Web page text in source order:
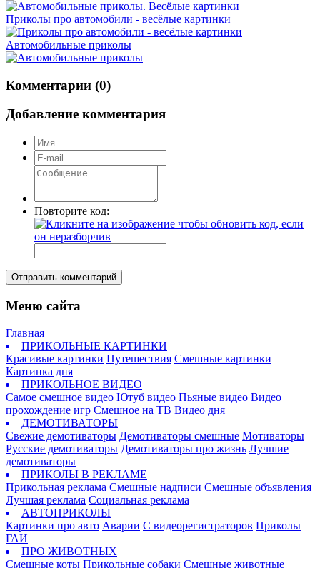
Приколы про автомобили - весёлые картинки
Автомобильные приколы
Комментарии (0)
Добавление комментария
Повторите код:
Отправить комментарий
Меню сайта
Главная
ПРИКОЛЬНЫЕ КАРТИНКИ
Красивые картинки Путешествия Смешные картинки
Картинка дня
ПРИКОЛЬНОЕ ВИДЕО
Самое смешное видео Ютуб видео Пьяные видео Видео
прохождение игр Смешное на ТВ Видео дня
ДЕМОТИВАТОРЫ
Свежие демотиваторы Демотиваторы смешные Мотиваторы
Русские демотиваторы Демотиваторы про жизнь Лучшие
демотиваторы
ПРИКОЛЫ В РЕКЛАМЕ
Прикольная реклама Смешные надписи Смешные объявления
Лучшая реклама Социальная реклама
АВТОПРИКОЛЫ
Картинки про авто Аварии С видеорегистраторов Приколы
ГАИ
ПРО ЖИВОТНЫХ
Смешные коты Прикольные собаки Смешные животные